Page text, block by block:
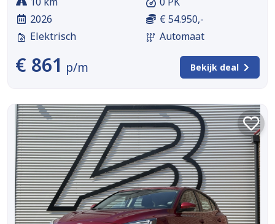
2026
Elektrisch
€ 54.950,-
Automaat
€ 861 p/m Bekijk deal